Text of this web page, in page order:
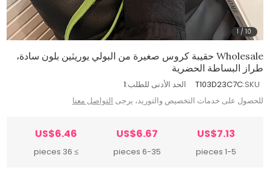
1 /10
Wholesale حقيبة كروس صغيرة من البولي يوريثين بلون سادة،
طراز البساطة الحضرية
SKU:
T103D23C7C الحد الأدنى للطلب:1
للحصول على خدمات التخصيص والتوريد، يرجى التواصل معنا
US$7.13
1-5 pieces
US$6.67
6-35 pieces
US$6.46
≥ 36 pieces